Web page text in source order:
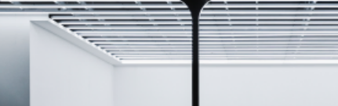
Récompense Festival Coup de coeur